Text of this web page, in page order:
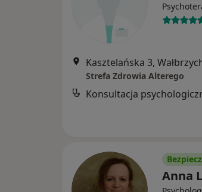
Kasztelańska 3,
Strefa Zdrowia Alterego
Konsultacja
Anna